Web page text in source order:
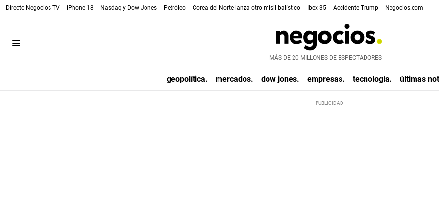
Directo Negocios TV - iPhone 18 - Nasdaq y Dow Jones - Petróleo - Corea del Norte lanza otro misil balístico - Ibex 35 - Accidente Trump - Negocios.com -
MÁS DE 20 MILLONES DE ESPECTADORES
geopolítica. mercados. dow jones. empresas. tecnología. últimas